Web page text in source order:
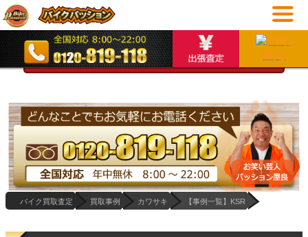
オンライン査定
詳細な相場とお見積り
バイク買取査定 買取事例 カワサキ 【事例一覧】KSR